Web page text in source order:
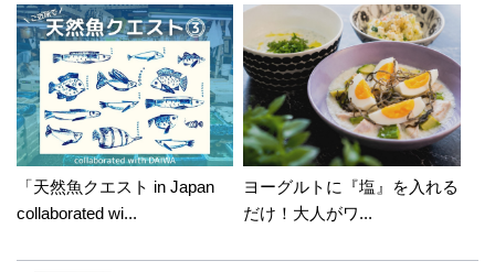
「天然魚クエスト in Japan
collaborated wi...
ヨーグルトに『塩』を入れる
だけ！大人がワ...